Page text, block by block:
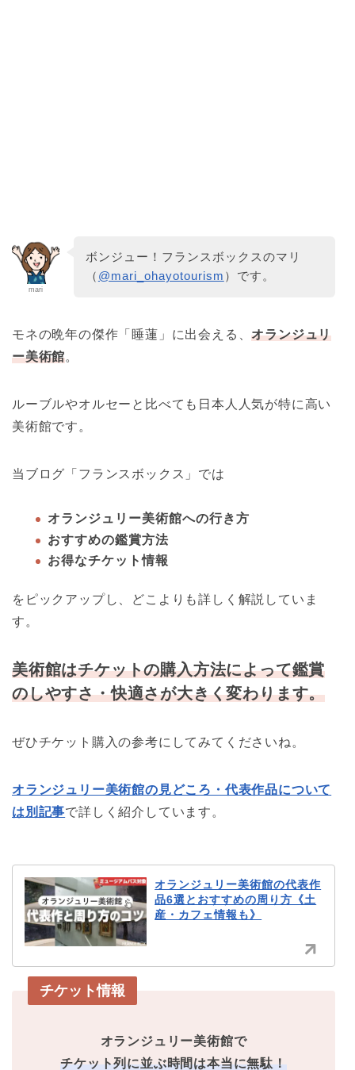
mari
ボンジュー！フランスボックスのマリ
（ @mari_ohayotourism ）です。
モネの晩年の傑作「睡蓮」に出会える、オランジュリ
ー美術館。
ルーブルやオルセーと比べても日本人人気が特に高い
美術館です。
当ブログ「フランスボックス」では
オランジュリー美術館への行き方
おすすめの鑑賞方法
お得なチケット情報
をピックアップし、どこよりも詳しく解説していま
す。
美術館はチケットの購入方法によって鑑賞
のしやすさ・快適さが大きく変わります。
ぜひチケット購入の参考にしてみてくださいね。
オランジュリー美術館の見どころ・代表作品について
は別記事で詳しく紹介しています。
オランジュリー美術館の代表作
品6選とおすすめの周り方《土
産・カフェ情報も》
チケット情報
オランジュリー美術館で
チケット列に並ぶ時間は本当に無駄！